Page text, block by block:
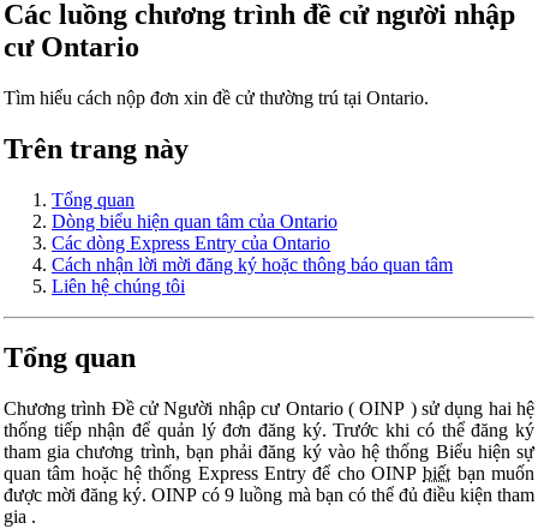
Các luồng chương trình đề cử người nhập
cư Ontario
Tìm hiểu cách nộp đơn xin đề cử thường trú tại Ontario.
Trên trang này
Tổng quan
Dòng biểu hiện quan tâm của Ontario
Các dòng Express Entry của Ontario
Cách nhận lời mời đăng ký hoặc thông báo quan tâm
Liên hệ chúng tôi
Tổng quan
Chương trình Đề cử Người nhập cư Ontario (OINP ) sử dụng hai hệ
thống tiếp nhận để quản lý đơn đăng ký. Trước khi có thể đăng ký
tham gia chương trình, bạn phải đăng ký vào hệ thống Biểu hiện sự
quan tâm hoặc hệ thống Express Entry để cho OINPbiết bạn muốn
được mời đăng ký. OINP có 9 luồng mà bạn có thể đủ điều kiện tham
gia .